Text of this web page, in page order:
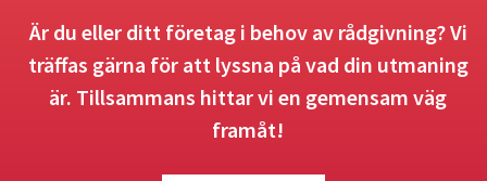
Är du eller ditt företag i behov av rådgivning? Vi
träffas gärna för att lyssna på vad din utmaning
är. Tillsammans hittar vi en gemensam väg
framåt!